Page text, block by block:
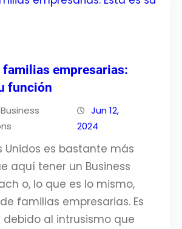
familias empresarias:
función
Jun 12,
2024
Unidos es bastante más
aquí tener un Business
o, lo que es lo mismo,
familias empresarias. Es
al intrusismo que